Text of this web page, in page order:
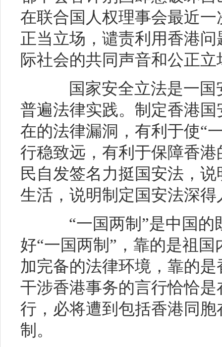
在联合国人权理事会最近
正当立场，谴责利用香港
际社会的共同声音和公正立
国家安全立法是一国
普遍法律实践。制定香港
在的法律漏洞，有利于使“
行稳致远，有利于保障香
民自发签名力挺国安法，
生活，说明制定国安法深
“一国两制”是中国的
好“一国两制”，靠的是祖
加完备的法律环境，靠的
干涉香港事务的言行恰恰
行，必将遭到包括香港同
制。